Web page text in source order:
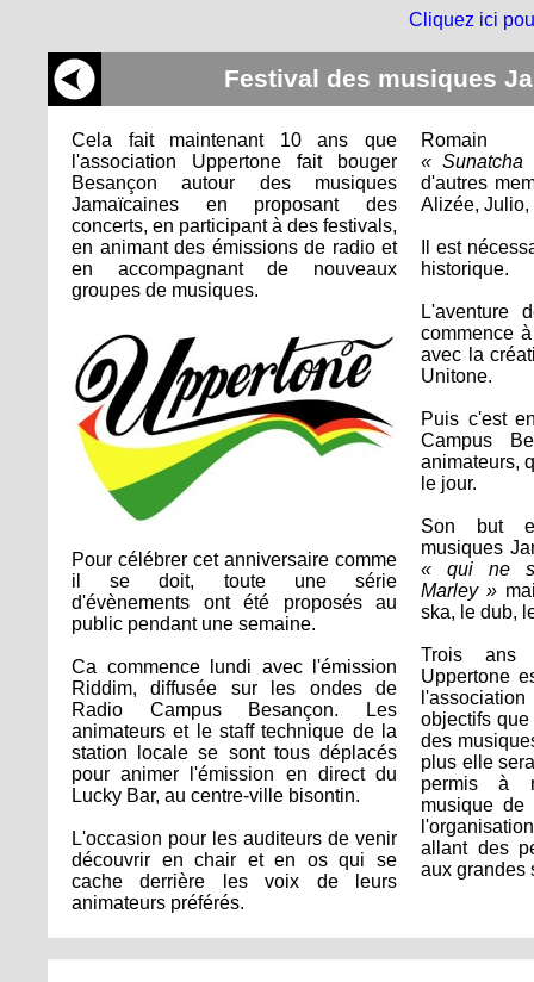
Cliquez ici
Festival des musiques
Cela fait maintenant 10 ans que
l'association Uppertone fait bouger
Besançon autour des musiques
Jamaïcaines en proposant des
concerts, en participant à des festivals,
en animant des émissions de radio et
en accompagnant de nouveaux
groupes de musiques.
Pour célébrer cet anniversaire comme
il se doit, toute une série
d'évènements ont été proposés au
public pendant une semaine.
Ca commence lundi avec l'émission
Riddim, diffusée sur les ondes de
Radio Campus Besançon. Les
animateurs et le staff technique de la
station locale se sont tous déplacés
pour animer l'émission en direct du
Lucky Bar, au centre-ville bisontin.
L'occasion pour les auditeurs de venir
découvrir en chair et en os qui se
cache derrière les voix de leurs
animateurs préférés.
Romain
« Sunatcha
d'autres
Alizée,
Il est
historique.
L'aventure
commence
avec la
Unitone.
Puis c'est
Campus
animateurs,
le jour.
Son but
musiques
« qui ne
Marley »
ska, le dub,
Trois ans
Uppertone
objectifs
des
plus elle
permis à
musique de
allant des
aux grandes